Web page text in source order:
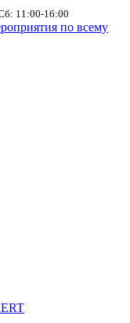
11:00-16:00
по всему